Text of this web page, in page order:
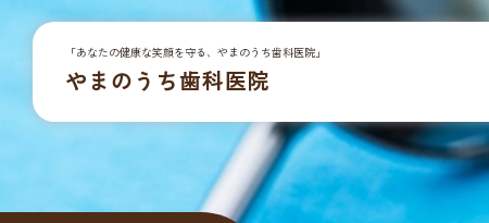
「あなたの健康な笑顔を守る、やまのうち歯科医院」
やまのうち歯科医院